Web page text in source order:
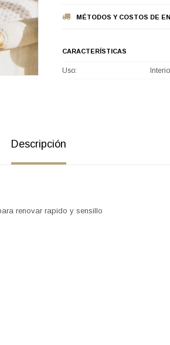
MÉTODOS Y COSTOS DE
CARACTERÍSTICAS
Uso
Descripción
renovar rapido y sensillo